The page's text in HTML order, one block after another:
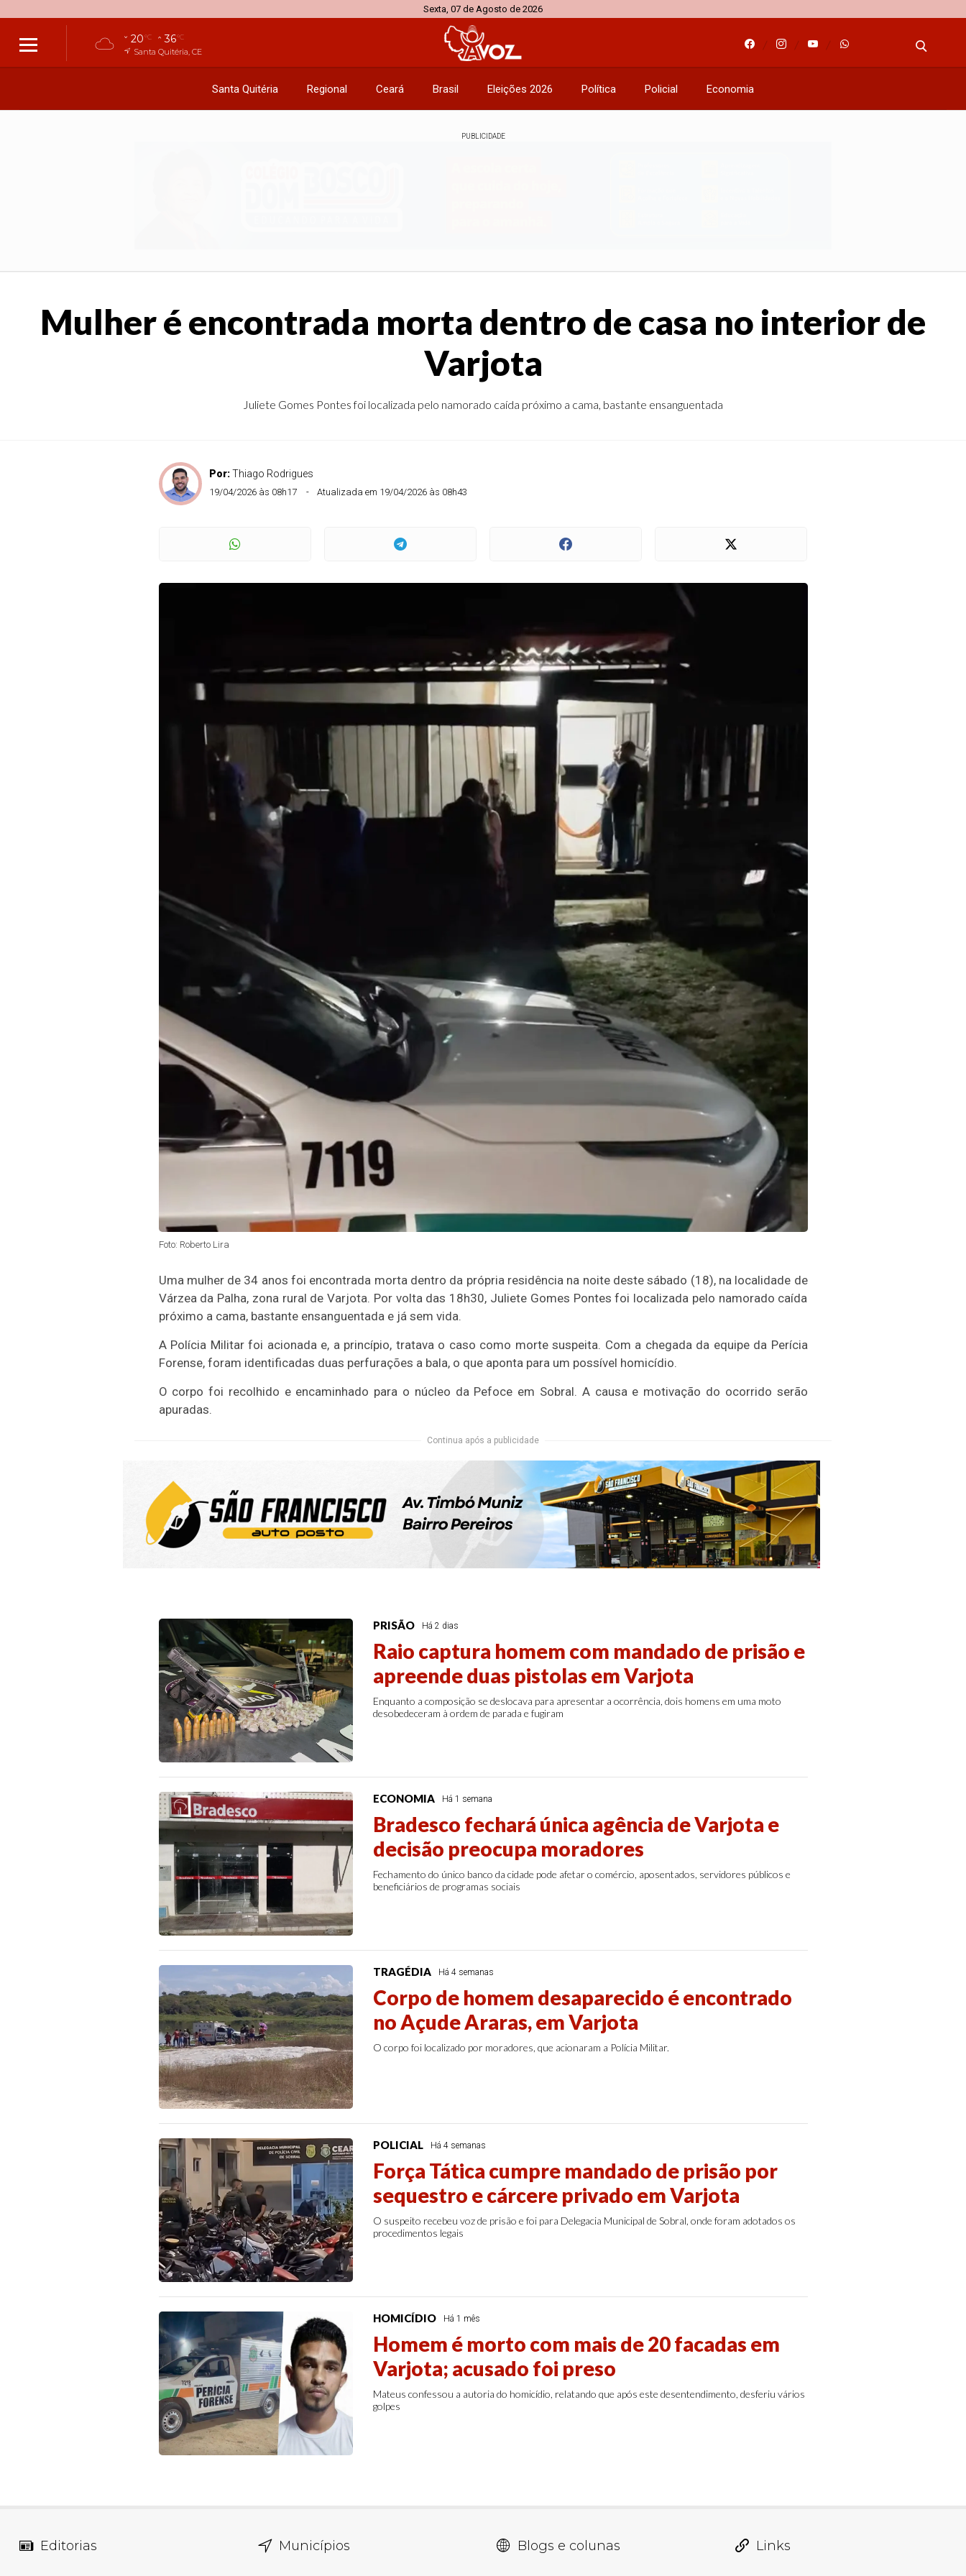
Sexta, 07 de Agosto de 2026
20°C 36°C
Santa Quitéria, CE
Santa Quitéria Regional Ceará Brasil Eleições 2026 Política Policial Economia
PUBLICIDADE
Mulher é encontrada morta dentro de casa no interior de
Varjota
Juliete Gomes Pontes foi localizada pelo namorado caída próximo a cama, bastante ensanguentada
Por:Thiago Rodrigues
19/04/2026 às 08h17 Atualizada em 19/04/2026 às 08h43
Foto: Roberto Lira
Uma mulher de 34 anos foi encontrada morta dentro da própria residência na noite deste sábado (18), na localidade de
Várzea da Palha, zona rural de Varjota. Por volta das 18h30, Juliete Gomes Pontes foi localizada pelo namorado caída
próximo a cama, bastante ensanguentada e já sem vida.
A Polícia Militar foi acionada e, a princípio, tratava o caso como morte suspeita. Com a chegada da equipe da Perícia
Forense, foram identificadas duas perfurações a bala, o que aponta para um possível homicídio.
O corpo foi recolhido e encaminhado para o núcleo da Pefoce em Sobral. A causa e motivação do ocorrido serão
apuradas.
Continua após a publicidade
PRISÃO Há 2 dias
Raio captura homem com mandado de prisão e
apreende duas pistolas em Varjota
Enquanto a composição se deslocava para apresentar a ocorrência, dois homens em uma moto
desobedeceram à ordem de parada e fugiram
ECONOMIA Há 1 semana
Bradesco fechará única agência de Varjota e
decisão preocupa moradores
Fechamento do único banco da cidade pode afetar o comércio, aposentados, servidores públicos e
beneficiários de programas sociais
TRAGÉDIA Há 4 semanas
Corpo de homem desaparecido é encontrado
no Açude Araras, em Varjota
O corpo foi localizado por moradores, que acionaram a Polícia Militar.
POLICIAL Há 4 semanas
Força Tática cumpre mandado de prisão por
sequestro e cárcere privado em Varjota
O suspeito recebeu voz de prisão e foi para Delegacia Municipal de Sobral, onde foram adotados os
procedimentos legais
HOMICÍDIO Há 1 mês
Homem é morto com mais de 20 facadas em
Varjota; acusado foi preso
Mateus confessou a autoria do homicídio, relatando que após este desentendimento, desferiu vários
golpes
Editorias Municípios Blogs e colunas Links